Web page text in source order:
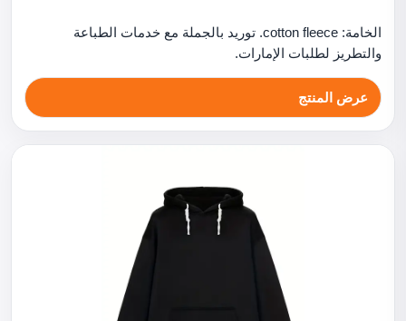
الخامة: cotton fleece. توريد بالجملة مع خدمات الطباعة
والتطريز لطلبات الإمارات.
عرض المنتج